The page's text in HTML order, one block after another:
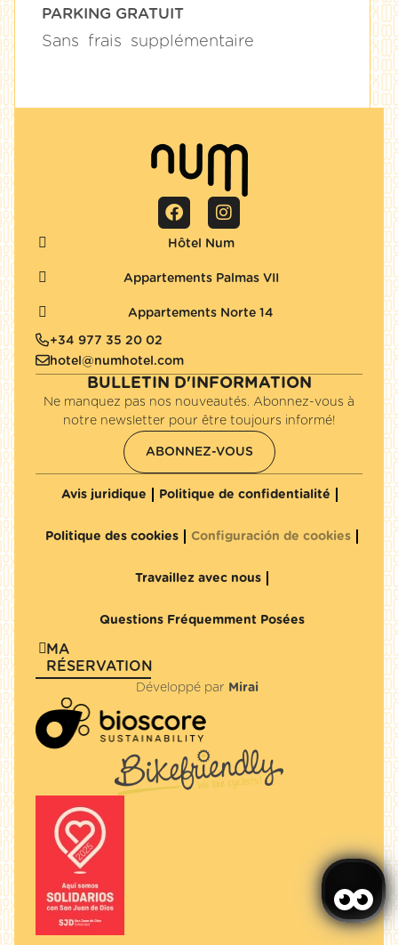
PARKING GRATUIT
Sans frais supplémentaire
Hôtel Num
Appartements Palmas VII
Appartements Norte 14
+34 977 35 20 02
hotel@numhotel.com
BULLETIN D'INFORMATION
Ne manquez pas nos nouveautés. Abonnez-vous à
notre newsletter pour être toujours informé!
ABONNEZ-VOUS
Avis juridique Politique de confidentialité
Politique des cookies Configuración de cookies
Travaillez avec nous
Questions Fréquemment Posées
MA
RÉSERVATION
Développé par Mirai